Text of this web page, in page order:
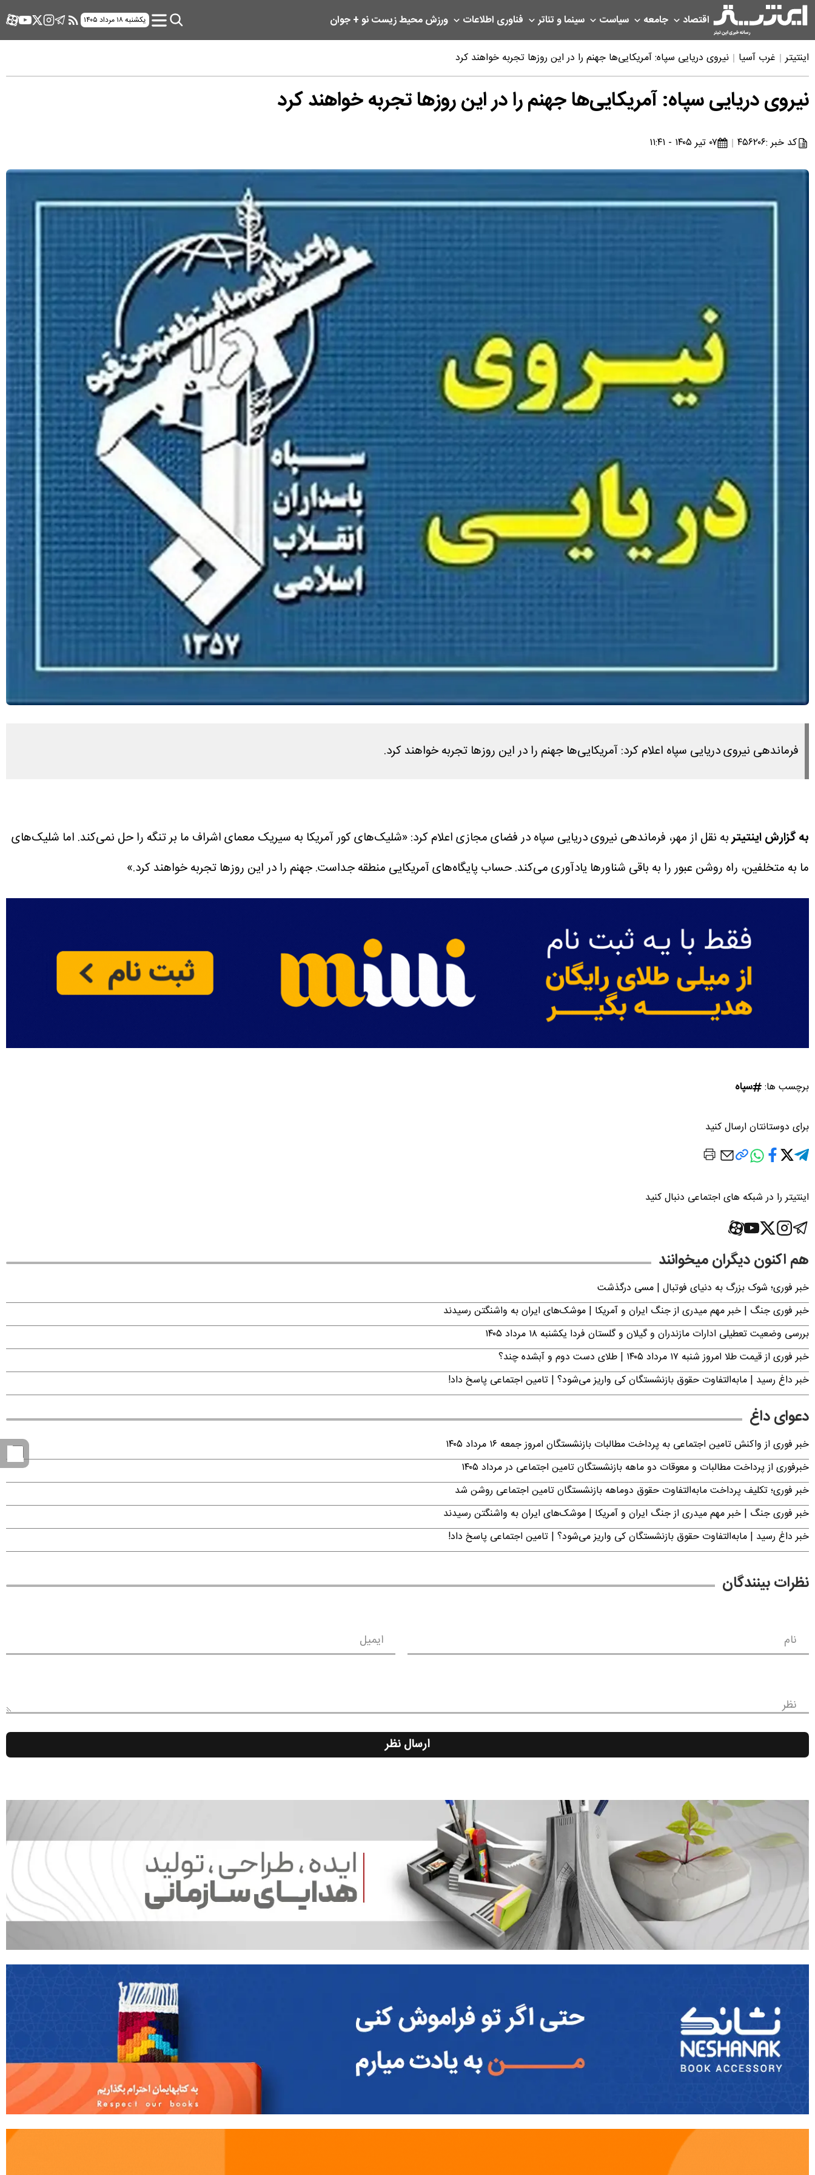
اقتصاد جامعه سیاست سینما و تئاتر فناوری اطلاعات ورزشمحیط زیستنو + جوان یکشنبه ۱۸ مرداد ۱۴۰۵
اینتیتر غرب آسیا نیروی دریایی سپاه: آمریکایی‌ها جهنم را در این روزها تجربه خواهند کرد
نیروی دریایی سپاه: آمریکایی‌ها جهنم را در این روزها تجربه خواهند کرد
کد خبر :۴۵۶۲۰۶ ۰۷ تیر ۱۴۰۵ - ۱۱:۴۱
فرماندهی نیروی دریایی سپاه اعلام کرد: آمریکایی‌ها جهنم را در این روزها تجربه خواهند کرد.
به گزارش اینتیتربه نقل از مهر، فرماندهی نیروی دریایی سپاه در فضای مجازی اعلام کرد: «شلیک‌های کور آمریکا به سیریک معمای اشراف ما بر تنگه را حل نمی‌کند. اما شلیک‌های
ما به متخلفین، راه روشن عبور را به باقی شناورها یادآوری می‌کند.حساب پایگاه‌های آمریکایی منطقه جداست. جهنم را در این روزها تجربه خواهند کرد.»
برچسب ها: سپاه
برای دوستانتان ارسال کنید
اینتیتر را در شبکه های اجتماعی دنبال کنید
هم اکنون دیگران میخوانند
خبر فوری؛‌ شوک بزرگ به دنیای فوتبال | مسی درگذشت
خبر فوری جنگ | خبر مهم میدری از جنگ ایران و آمریکا | موشک‌های ایران به واشنگتن رسیدند
بررسی وضعیت تعطیلی ادارات مازندران و گیلان و گلستان فردا یکشنبه ۱۸ مرداد ۱۴۰۵
خبر فوری از قیمت طلا امروز شنبه ۱۷ مرداد ۱۴۰۵ | طلای دست دوم و آبشده چند؟
خبر داغ رسید | مابه‌التفاوت حقوق بازنشستگان کی واریز می‌شود؟ | تامین اجتماعی پاسخ داد!
دعوای داغ
خبر فوری از واکنش تامین اجتماعی به پرداخت مطالبات بازنشستگان امروز جمعه ۱۶ مرداد ۱۴۰۵
خبرفوری از پرداخت مطالبات و معوقات دو ماهه بازنشستگان تامین اجتماعی در مرداد ۱۴۰۵
خبر فوری؛ تکلیف پرداخت مابه‌التفاوت حقوق دوماهه بازنشستگان تامین اجتماعی روشن شد
خبر فوری جنگ | خبر مهم میدری از جنگ ایران و آمریکا | موشک‌های ایران به واشنگتن رسیدند
خبر داغ رسید | مابه‌التفاوت حقوق بازنشستگان کی واریز می‌شود؟ | تامین اجتماعی پاسخ داد!
نظرات بینندگان
نام ایمیل
نظر
ارسال نظر